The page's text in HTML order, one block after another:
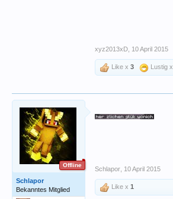
xyz2013xD 10 April 2015
Like x 3 Lustig x
Offline
Schlapor
Bekanntes Mitglied
Schlapor 10 April 2015
Like x 1